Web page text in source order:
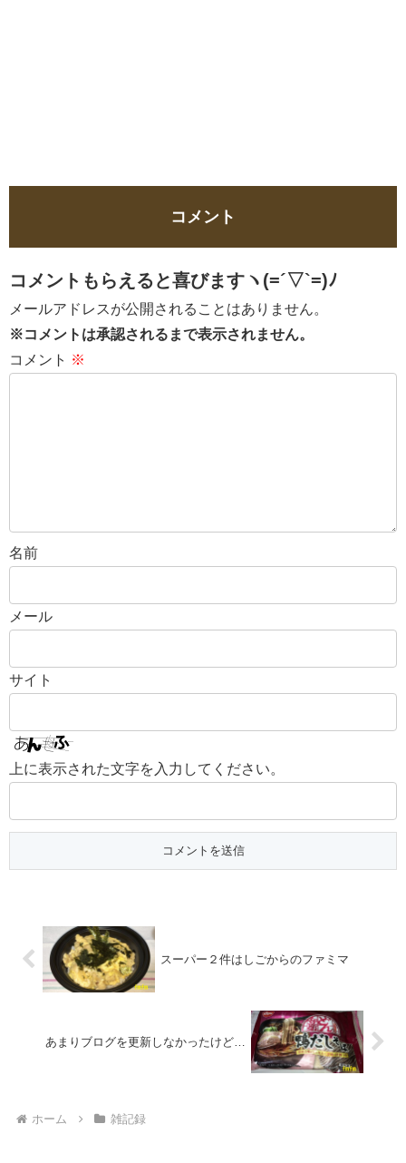
コメント
コメントもらえると喜びますヽ(=´▽`=)ﾉ
メールアドレスが公開されることはありません。
※コメントは承認されるまで表示されません。
コメント ※
名前
メール
サイト
上に表示された文字を入力してください。
スーパー２件はしごからのファミマ
あまりブログを更新しなかったけど…
ホーム 雑記録